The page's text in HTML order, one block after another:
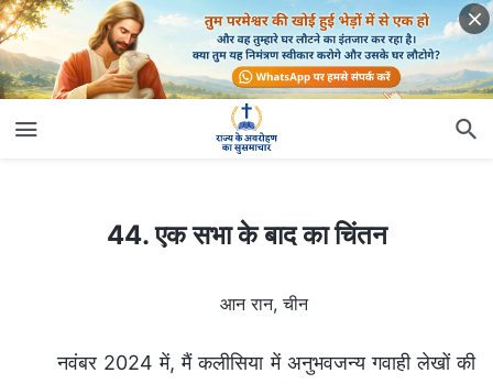
44. एक सभा के बाद का चिंतन
आन रान, चीन
नवंबर 2024 में, मैं कलीसिया में अनुभवजन्य गवाही लेखों की